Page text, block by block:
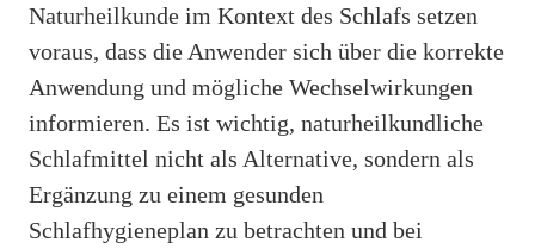
Naturheilkunde im Kontext des Schlafs setzen
voraus, dass die Anwender sich über die korrekte
Anwendung und mögliche Wechselwirkungen
informieren. Es ist wichtig, naturheilkundliche
Schlafmittel nicht als Alternative, sondern als
Ergänzung zu einem gesunden
Schlafhygieneplan zu betrachten und bei